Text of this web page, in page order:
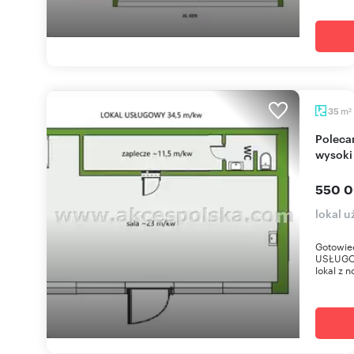
35 m2
Polecam lokal usługowy 34,5 m² z najemcą,
550
lokal
lokal z